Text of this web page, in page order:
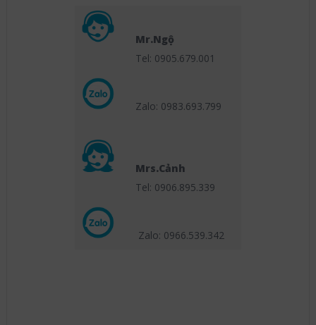
Mr.Ngộ
Tel: 0905.679.001
Zalo: 0983.693.799
Mrs.Cảnh
Tel: 0906.895.339
Zalo: 0966.539.342